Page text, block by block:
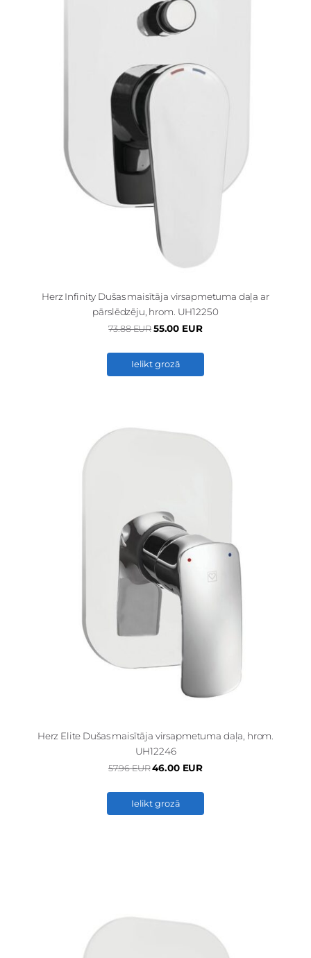
Herz Infinity Dušas maisītāja virsapmetuma daļa ar
pārslēdzēju, hrom. UH12250
73.88 EUR 55.00 EUR
Ielikt grozā
Herz Elite Dušas maisītāja virsapmetuma daļa, hrom.
UH12246
57.96 EUR46.00 EUR
Ielikt grozā